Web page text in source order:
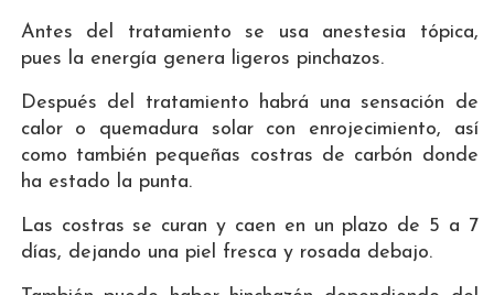
Antes del tratamiento se usa anestesia tópica,
pues la energía genera ligeros pinchazos.
Después del tratamiento habrá una sensación de
calor o quemadura solar con enrojecimiento, así
como también pequeñas costras de carbón donde
ha estado la punta.
Las costras se curan y caen en un plazo de 5 a 7
días, dejando una piel fresca y rosada debajo.